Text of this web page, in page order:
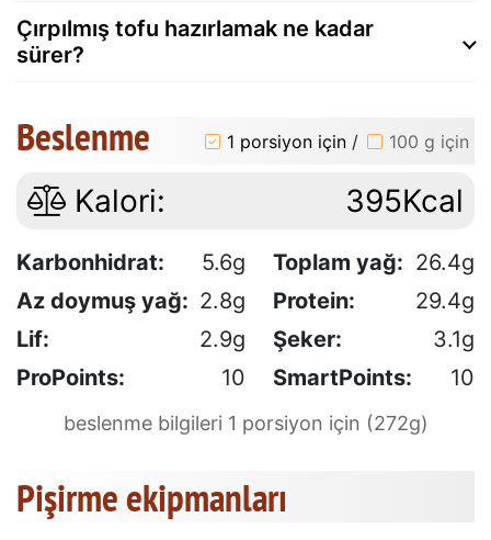
Çırpılmış tofu hazırlamak ne kadar
sürer?
Beslenme 1 porsiyon için / 100 g için
Kalori: 395Kcal
Karbonhidrat: 5.6g Toplam yağ: 26.4g
Az doymuş yağ: 2.8g Protein:
29.4g
Lif:
2.9g Şeker:
3.1g
ProPoints:
10 SmartPoints: 10
beslenme bilgileri 1 porsiyon için (272g)
Pişirme ekipmanları